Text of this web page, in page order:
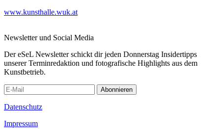
www.kunsthalle.wuk.at
Newsletter und Social Media
Der eSeL Newsletter schickt dir jeden Donnerstag Insidertipps
unserer Terminredaktion und fotografische Highlights aus dem
Kunstbetrieb.
Abonnieren
Datenschutz
Impressum